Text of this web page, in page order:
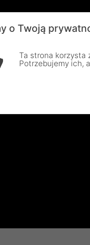
o Twoją
Ta strona korzysta
Potrzebujemy ich,